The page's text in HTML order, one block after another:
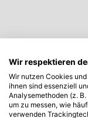
Wir respektieren
Wir nutzen Cookies
ihnen sind essenziell
Analysemethoden (z.
um zu messen, wie
verwenden